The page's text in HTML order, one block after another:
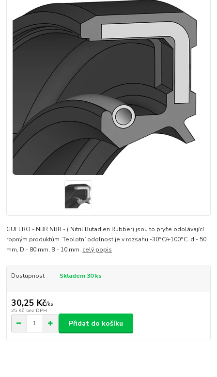
GUFERO - NBR NBR - ( Nitril Butadien Rubber) jsou to pryže odolávající
ropným produktům. Teplotní odolnost je v rozsahu -30°C/+100°C. d - 50
mm, D - 80 mm, B - 10 mm. celý popis
Dostupnost Skladem 30 ks
30,25 Kč/ks
25 Kč bez DPH
Přidat do košíku